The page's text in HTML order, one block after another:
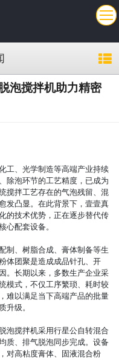
泡搅拌机助力精密
工、光学制造等高端产业持续
除泡环节的工艺精度，已成为
搅拌工艺存在的气泡残留、混
发凸显。在此背景下，壹壹真
的技术优势，正在逐步替代传
心配套设备。
制、树脂合成、膏体制备等生
体团聚是造成成品针孔、开
。长期以来，多数生产企业采
模式，不仅工序繁琐、耗时较
难以满足当下高端产品的批量
升级。
泡搅拌机采用行星公自转混合
质、排气脱泡同步完成。设备
对高粘度膏体、固液混合粉